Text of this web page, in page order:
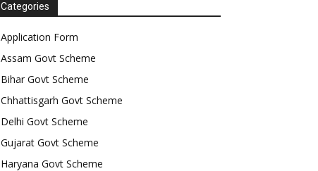
Categories
Application Form
Assam Govt Scheme
Bihar Govt Scheme
Chhattisgarh Govt Scheme
Delhi Govt Scheme
Gujarat Govt Scheme
Haryana Govt Scheme